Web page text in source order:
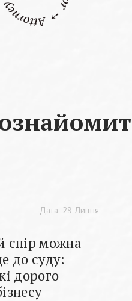
Дата: 29 Липня
спір можна
до суду:
дорого